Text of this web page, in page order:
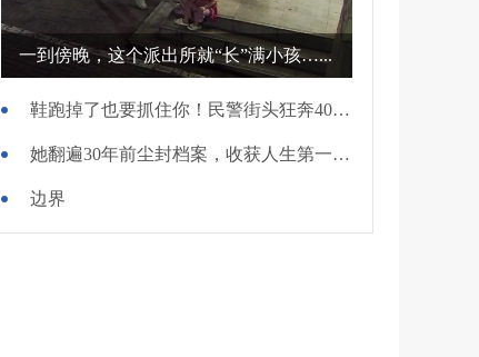
一到傍晚，这个派出所就“长”满小孩…...
鞋跑掉了也要抓住你！民警街头狂奔400米擒贼
她翻遍30年前尘封档案，收获人生第一面锦旗
边界